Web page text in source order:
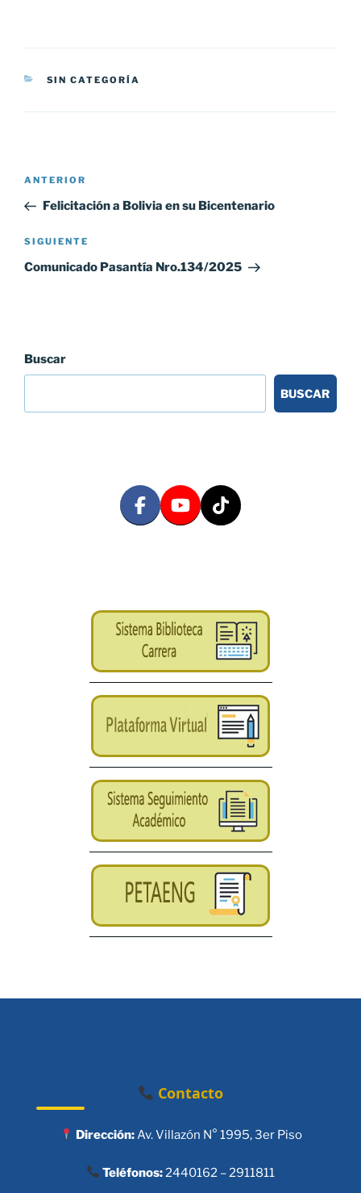
CATEGORÍAS
SIN CATEGORÍA
Navegación
entradas
Entrada
anterior:
ANTERIOR
Felicitación a Bolivia en su Bicentenario
Siguiente
entrada
SIGUIENTE
Comunicado Pasantía Nro.134/2025
Buscar
BUSCAR
Contacto
Dirección:Av. Villazón N° 1995, 3er Piso
Teléfonos:2440162 – 2911811